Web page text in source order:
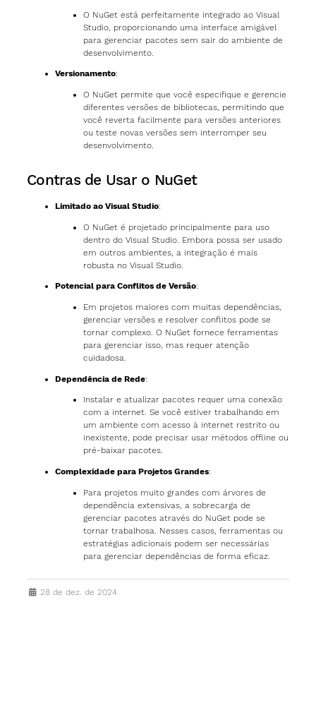
O NuGet está perfeitamente integrado ao Visual
Studio, proporcionando uma interface amigável
para gerenciar pacotes sem sair do ambiente de
desenvolvimento.
Versionamento:
O NuGet permite que você especifique e gerencie
diferentes versões de bibliotecas, permitindo que
você reverta facilmente para versões anteriores
ou teste novas versões sem interromper seu
desenvolvimento.
Contras de Usar o NuGet
Limitado ao Visual Studio:
O NuGet é projetado principalmente para uso
dentro do Visual Studio. Embora possa ser usado
em outros ambientes, a integração é mais
robusta no Visual Studio.
Potencial para Conflitos de Versão:
Em projetos maiores com muitas dependências,
gerenciar versões e resolver conflitos pode se
tornar complexo. O NuGet fornece ferramentas
para gerenciar isso, mas requer atenção
cuidadosa.
Dependência de Rede:
Instalar e atualizar pacotes requer uma conexão
com a internet. Se você estiver trabalhando em
um ambiente com acesso à internet restrito ou
inexistente, pode precisar usar métodos offline ou
pré-baixar pacotes.
Complexidade para Projetos Grandes:
Para projetos muito grandes com árvores de
dependência extensivas, a sobrecarga de
gerenciar pacotes através do NuGet pode se
tornar trabalhosa. Nesses casos, ferramentas ou
estratégias adicionais podem ser necessárias
para gerenciar dependências de forma eficaz.
28 de dez. de 2024